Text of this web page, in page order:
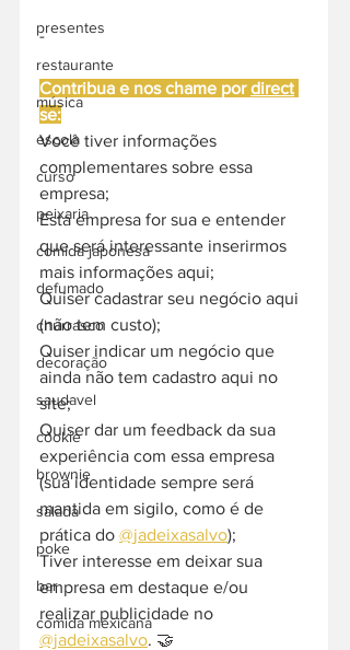
presentes
restaurante
música
escola
curso
peixaria
comida japonesa
defumado
churrasco
decoração
saudavel
cookie
brownie
salada
poke
bar
comida mexicana
-
Contribua e nos chame por direct
se:
Você tiver informações
complementares sobre essa
empresa;
Esta empresa for sua e entender
que será interessante inserirmos
mais informações aqui;
Quiser cadastrar seu negócio aqui
(não tem custo);
Quiser indicar um negócio que
ainda não tem cadastro aqui no
site;
Quiser dar um feedback da sua
experiência com essa empresa
(sua identidade sempre será
mantida em sigilo, como é de
prática do @jadeixasalvo);
Tiver interesse em deixar sua
empresa em destaque e/ou
realizar publicidade no
@jadeixasalvo. 🤝